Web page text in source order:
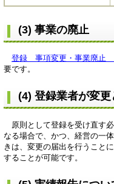
(3) 事業の廃止
登録 事項変更・事業廃止
要です。
(4) 登録業者が変
原則として登録を受け直す
なる場合で、かつ、経営の一
きは、変更の届出を行うこと
することが可能です。